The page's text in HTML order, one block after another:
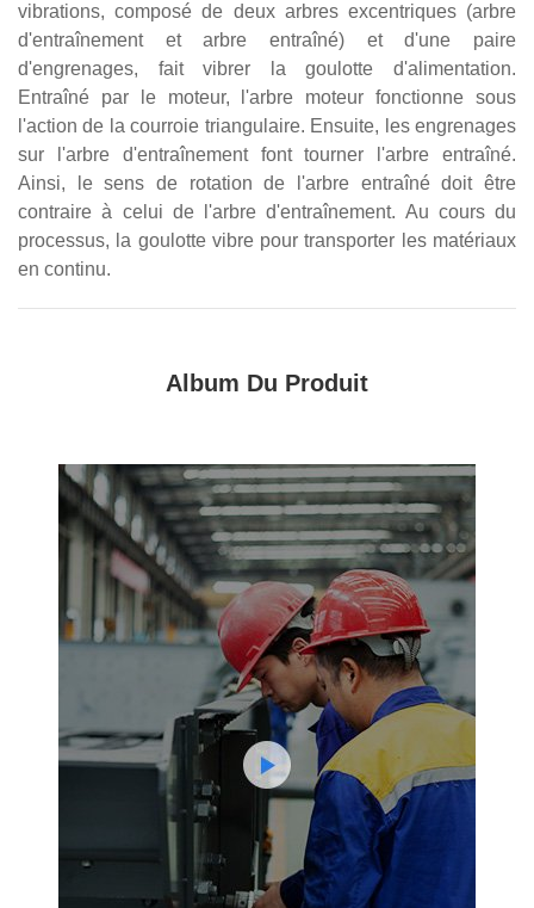
vibrations, composé de deux arbres excentriques (arbre
d'entraînement et arbre entraîné) et d'une paire
d'engrenages, fait vibrer la goulotte d'alimentation.
Entraîné par le moteur, l'arbre moteur fonctionne sous
l'action de la courroie triangulaire. Ensuite, les engrenages
sur l'arbre d'entraînement font tourner l'arbre entraîné.
Ainsi, le sens de rotation de l'arbre entraîné doit être
contraire à celui de l'arbre d'entraînement. Au cours du
processus, la goulotte vibre pour transporter les matériaux
en continu.
Album Du Produit